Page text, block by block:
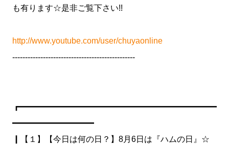
も有ります☆是非ご覧下さい!!
http://www.youtube.com/user/chuyaonline
------------------------------------------------
┏━━━━━━━━━━━━━━━━━━━━━━━━
━━━━━━━━━━
┃【１】【今日は何の日？】8月6日は『ハムの日』☆